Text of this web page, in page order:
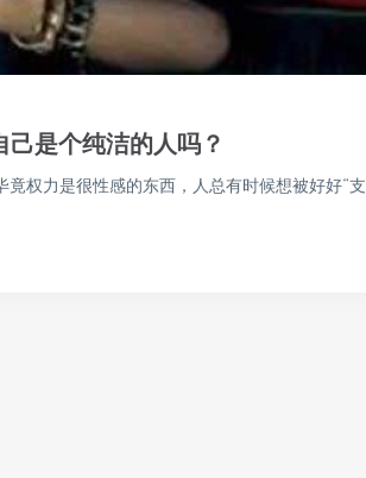
是个纯洁的人吗？
竟权力是很性感的东西，人总有时候想被好好“支